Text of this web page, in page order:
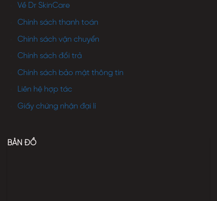
Về Dr SkinCare
Chính sách thanh toán
Chính sách vận chuyển
Chính sách đổi trả
Chính sách bảo mật thông tin
Liên hệ hợp tác
Giấy chứng nhận đại lí
BẢN ĐỒ